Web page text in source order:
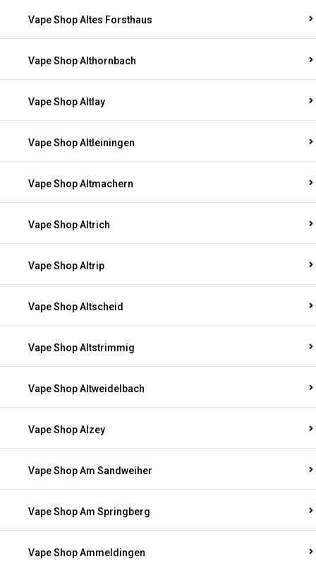
Vape Shop Altes Forsthaus
Vape Shop Althornbach
Vape Shop Altlay
Vape Shop Altleiningen
Vape Shop Altmachern
Vape Shop Altrich
Vape Shop Altrip
Vape Shop Altscheid
Vape Shop Altstrimmig
Vape Shop Altweidelbach
Vape Shop Alzey
Vape Shop Am Sandweiher
Vape Shop Am Springberg
Vape Shop Ammeldingen